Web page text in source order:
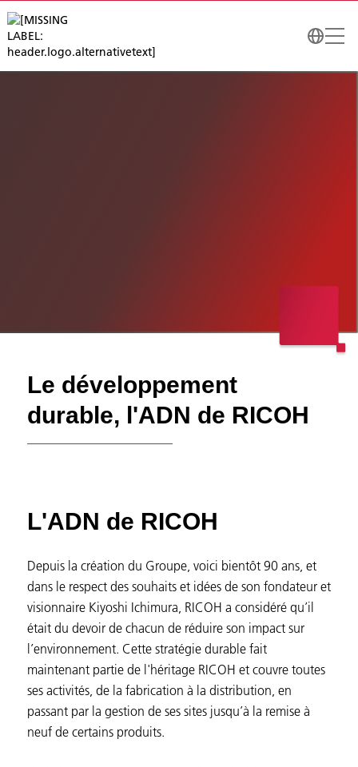
Le développement
durable, l'ADN de RICOH
L'ADN de RICOH
Depuis la création du Groupe, voici bientôt 90 ans, et
dans le respect des souhaits et idées de son fondateur et
visionnaire Kiyoshi Ichimura, RICOH a considéré qu’il
était du devoir de chacun de réduire son impact sur
l’environnement. Cette stratégie durable fait
maintenant partie de l'héritage RICOH et couvre toutes
ses activités, de la fabrication à la distribution, en
passant par la gestion de ses sites jusqu’à la remise à
neuf de certains produits.